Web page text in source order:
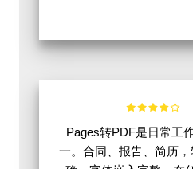
Pages转PDF是日常工
一。合同、报告、简历